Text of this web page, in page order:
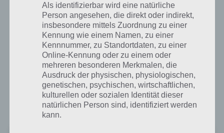
Im Google Play Store kann Horse Haven kostenlos heruntergeladen
werden. Allerdings beinhaltet die App zahlreiche In-App-Käufe, um
das Gameplay zu beschleunigen. Mit 4,2 Sternen kommt die App
auch bei den Spielern sehr gut an. Allerdings gibt es bei einigen
Probleme, wenn diese den Namen des Pferdes eintragen wollen. Das
scheint aber nur gewisse Geräte zu betreffen.
Allerdings wird für Horse Haven Android 4 oder neuer benötigt,
sodass ältere Smartphones und Tablets nicht unterstützt werden.
Hier der Link zum Google Play Store für Android:
Als identifizierbar wird eine natürliche
Person angesehen, die direkt oder indirekt,
insbesondere mittels Zuordnung zu einer
Kennung wie einem Namen, zu einer
Kennnummer, zu Standortdaten, zu einer
Online-Kennung oder zu einem oder
mehreren besonderen Merkmalen, die
Ausdruck der physischen, physiologischen,
genetischen, psychischen, wirtschaftlichen,
kulturellen oder sozialen Identität dieser
natürlichen Person sind, identifiziert werden
kann.